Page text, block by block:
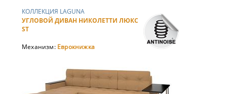
КОЛЛЕКЦИЯ LAGUNA
УГЛОВОЙ ДИВАН НИКОЛЕТТИ ЛЮКС
ST
Механизм: Еврокнижка